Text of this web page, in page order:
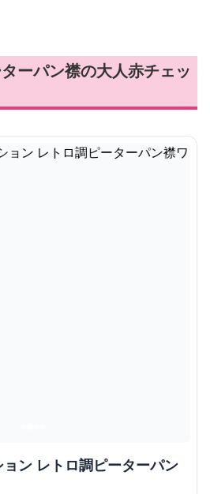
ーパン襟の大人赤チェッ
ン レトロ調ピーターパン